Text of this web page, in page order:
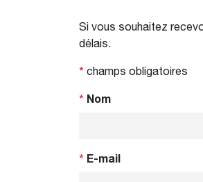
Si vous souhaitez
délais.
* champs obligatoires
* Nom
* E-mail